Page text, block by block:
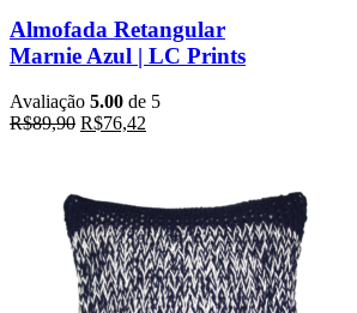
Almofada Retangular
Marnie Azul | LC Prints
Avaliação 5.00 de 5
R$89,90 R$76,42